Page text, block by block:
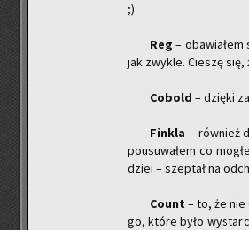
;)
Reg –
jak zwy­kle. Cie­szę się,
Co­bold – dzię­ki
Fin­kla – rów­nież
po­usu­wa­łem co
dziei – szep­tał na
Count – to, że
go, które było